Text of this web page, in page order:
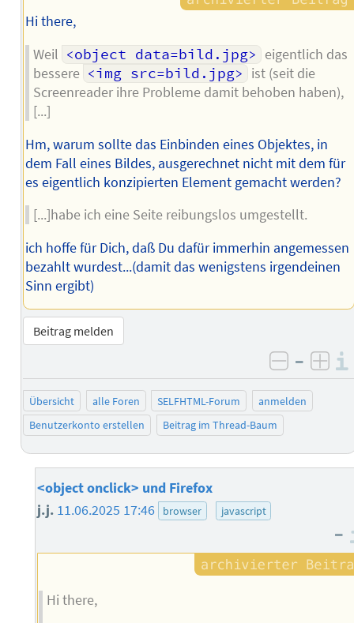
Hi there,
Weil <object data=bild.jpg> eigentlich das
bessere <img src=bild.jpg> ist (seit die
Screenreader ihre Probleme damit behoben haben),
[...]
Hm, warum sollte das Einbinden eines Objektes, in
dem Fall eines Bildes, ausgerechnet nicht mit dem für
es eigentlich konzipierten Element gemacht werden?
[...]habe ich eine Seite reibungslos umgestellt.
ich hoffe für Dich, daß Du dafür immerhin angemessen
bezahlt wurdest...(damit das wenigstens irgendeinen
Sinn ergibt)
Beitrag melden
negativ
–
Übersicht alle Foren SELFHTML-Forum
anmelden
Benutzerkonto erstellen
Beitrag im Thread-Baum
<object onclick> und Firefox
j.j. 11.06.2025 17:46 browser javascript
–
Hi there,